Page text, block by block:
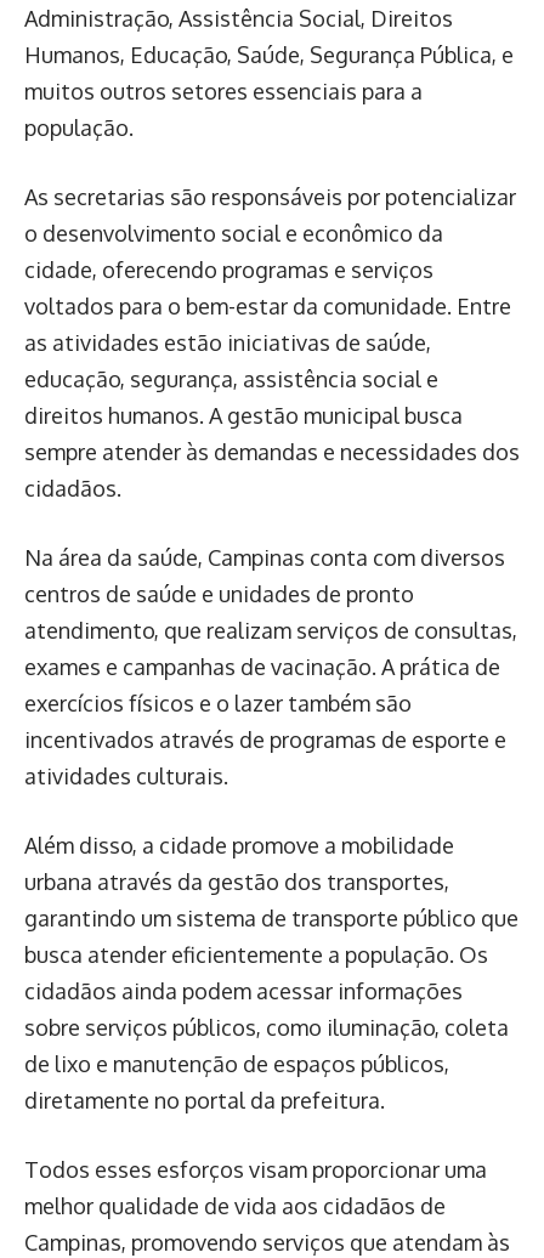
Administração, Assistência Social, Direitos
Humanos, Educação, Saúde, Segurança Pública, e
muitos outros setores essenciais para a
população.
As secretarias são responsáveis por potencializar
o desenvolvimento social e econômico da
cidade, oferecendo programas e serviços
voltados para o bem-estar da comunidade. Entre
as atividades estão iniciativas de saúde,
educação, segurança, assistência social e
direitos humanos. A gestão municipal busca
sempre atender às demandas e necessidades dos
cidadãos.
Na área da saúde, Campinas conta com diversos
centros de saúde e unidades de pronto
atendimento, que realizam serviços de consultas,
exames e campanhas de vacinação. A prática de
exercícios físicos e o lazer também são
incentivados através de programas de esporte e
atividades culturais.
Além disso, a cidade promove a mobilidade
urbana através da gestão dos transportes,
garantindo um sistema de transporte público que
busca atender eficientemente a população. Os
cidadãos ainda podem acessar informações
sobre serviços públicos, como iluminação, coleta
de lixo e manutenção de espaços públicos,
diretamente no portal da prefeitura.
Todos esses esforços visam proporcionar uma
melhor qualidade de vida aos cidadãos de
Campinas, promovendo serviços que atendam às